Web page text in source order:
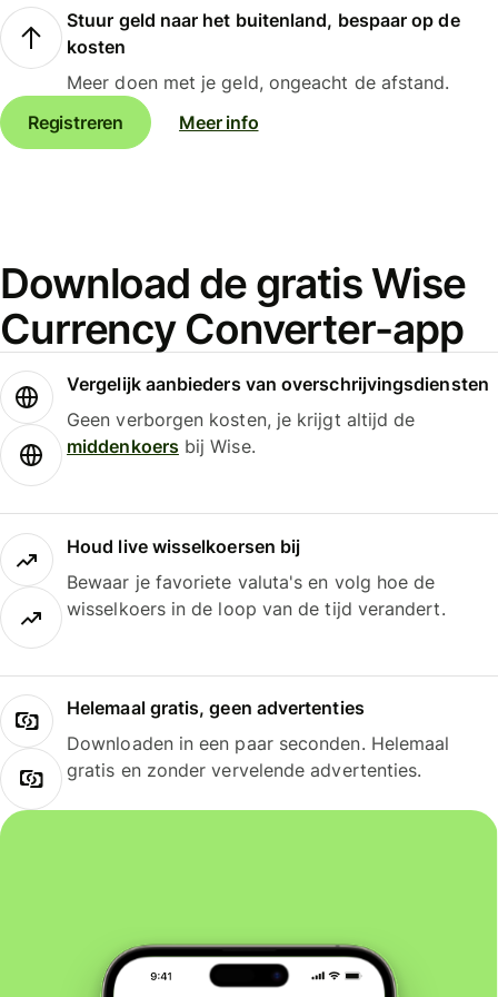
Stuur geld naar het buitenland, bespaar op de
kosten
Meer doen met je geld, ongeacht de afstand.
Registreren
Meer info
Download de gratis Wise
Currency Converter-app
Vergelijk aanbieders van overschrijvingsdiensten
Geen verborgen kosten, je krijgt altijd de
middenkoersbij Wise.
Houd live wisselkoersen bij
Bewaar je favoriete valuta's en volg hoe de
wisselkoers in de loop van de tijd verandert.
Helemaal gratis, geen advertenties
Downloaden in een paar seconden. Helemaal
gratis en zonder vervelende advertenties.